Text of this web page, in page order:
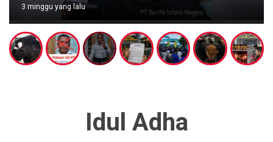
4 minggu yang lalu
Idul Adha